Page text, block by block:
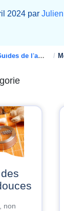
2024 par
de l'assurance santé
non